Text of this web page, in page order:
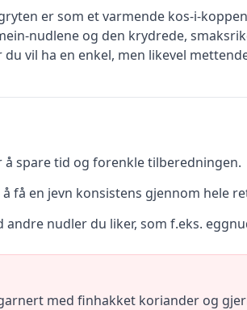
er som et varmende kos-i-
nudlene og den krydrede,
vil ha en enkel, men likevel
spare tid og forenkle tilberedningen.
få en jevn konsistens gjennom hele
andre nudler du liker, som f.eks.
med finhakket koriander og